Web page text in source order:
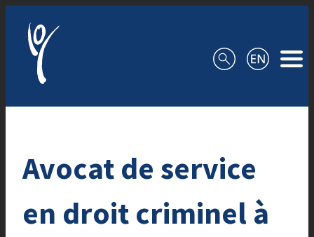
Avocat de service
en droit criminel à